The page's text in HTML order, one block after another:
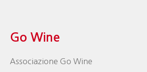
Go Wine
Associazione Go Wine